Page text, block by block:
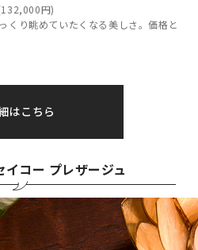
円)
くり眺めていたくなる美しさ。価格と
はこちら
コー プレザージュ